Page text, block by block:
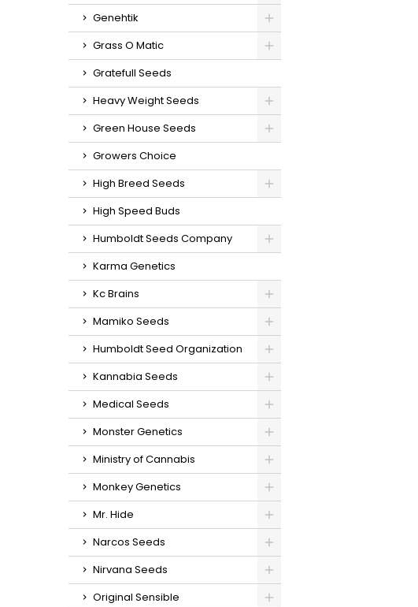
Genehtik
Grass O Matic
Gratefull Seeds
Heavy Weight Seeds
Green House Seeds
Growers Choice
High Breed Seeds
High Speed Buds
Humboldt Seeds Company
Karma Genetics
Kc Brains
Mamiko Seeds
Humboldt Seed Organization
Kannabia Seeds
Medical Seeds
Monster Genetics
Ministry of Cannabis
Monkey Genetics
Mr. Hide
Narcos Seeds
Nirvana Seeds
Original Sensible